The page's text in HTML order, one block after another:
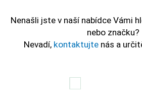
Nenašli jste v naší nabídce Vámi
nebo značku?
Nevadí, kontaktujte nás a